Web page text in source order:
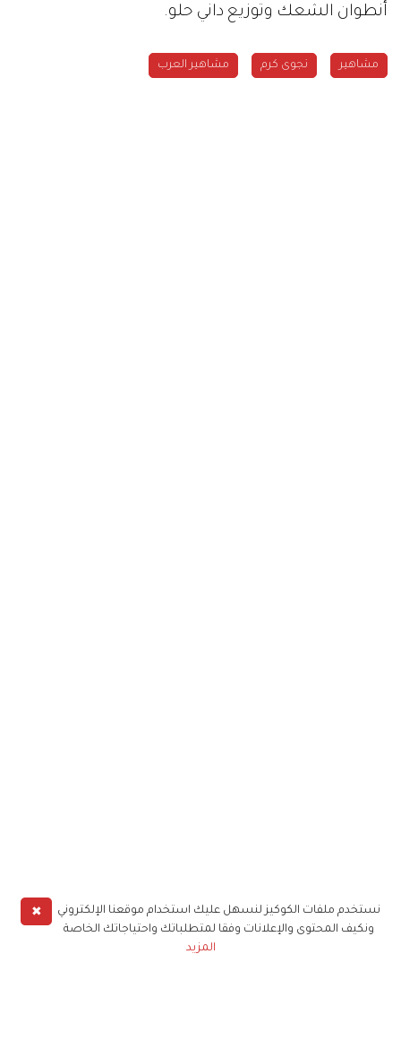
أنطوان الشعك وتوزيع داني حلو.
مشاهير نجوى كرم مشاهير العرب
✖
نستخدم ملفات الكوكيز لنسهل عليك استخدام موقعنا الإلكتروني
ونكيف المحتوى والإعلانات وفقا لمتطلباتك واحتياجاتك الخاصة
المزيد